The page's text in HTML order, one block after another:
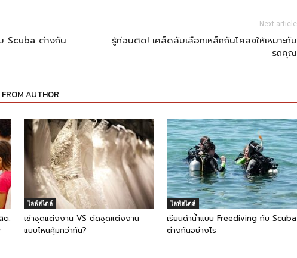
Scuba ต่างกัน
Next article
รู้ก่อนติด! เคล็ดลับเลือกเหล็กกันโคลงให้เหมาะกับ
รถคุณ
FROM AUTHOR
ต:
ไลฟ์สไตล์
เช่าชุดแต่งงาน VS ตัดชุดแต่งงาน
แบบไหนคุ้มกว่ากัน?
ไลฟ์สไตล์
เรียนดำน้ำแบบ Freediving กับ Scuba
ต่างกันอย่างไร